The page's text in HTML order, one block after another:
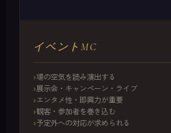
イベントMC
場の空気を読み演出する
展示会・キャンペーン・ライブ
エンタメ性・即興力が重要
観客・参加者を巻き込む
予定外への対応が求められる